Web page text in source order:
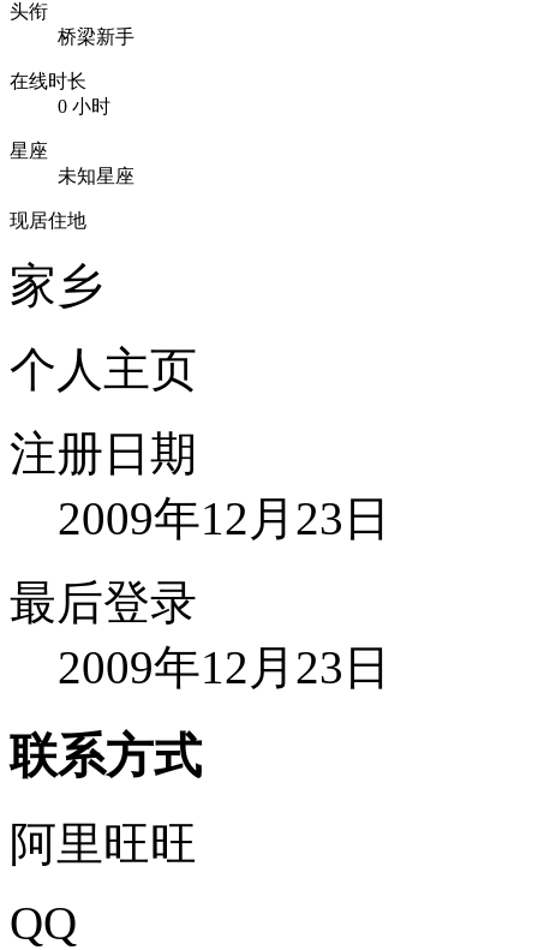
头衔
桥梁新手
在线时长
0 小时
星座
未知星座
现居住地
家乡
个人主页
注册日期
2009年12月23日
最后登录
2009年12月23日
联系方式
阿里旺旺
QQ